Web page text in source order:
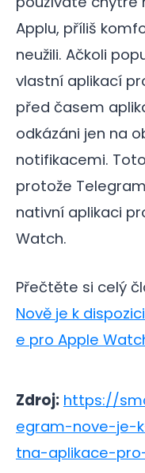
Applu, příliš
neužili. Ačkoli
vlastní aplikací
před časem
odkázáni jen na
notifikacemi.
protože
nativní aplikaci
Watch.
Přečtěte si celý
Nově je k
e pro Apple
Zdroj: https://
egram-nove-je-
tna-aplikace-